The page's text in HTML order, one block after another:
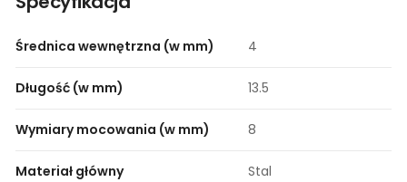
Średnica wewnętrzna (w mm) 4
Długość (w mm) 13.5
Wymiary mocowania (w mm) 8
Materiał główny Stal